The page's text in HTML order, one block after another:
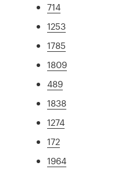
714
1253
1785
1809
489
1838
1274
172
1964